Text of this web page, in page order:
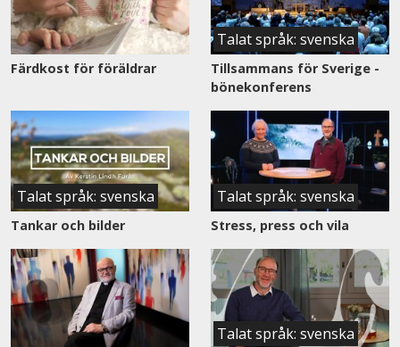
Färdkost för föräldrar
Talat språk: svenska
Tillsammans för Sverige -
bönekonferens
Talat språk: svenska
Tankar och bilder
Talat språk: svenska
Stress, press och vila
Talat språk: svenska